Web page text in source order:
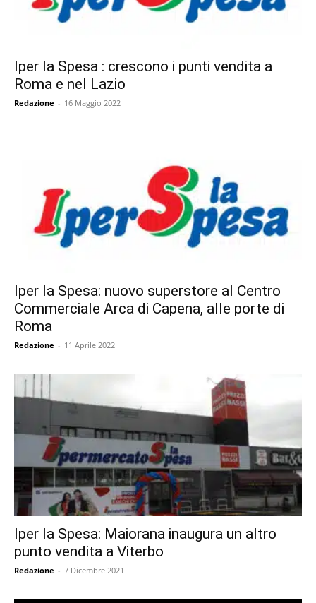
Iper la Spesa : crescono i punti vendita a
Roma e nel Lazio
Redazione - 16 Maggio 2022
Iper la Spesa: nuovo superstore al Centro
Commerciale Arca di Capena, alle porte di
Roma
Redazione - 11 Aprile 2022
Iper la Spesa: Maiorana inaugura un altro
punto vendita a Viterbo
Redazione - 7 Dicembre 2021